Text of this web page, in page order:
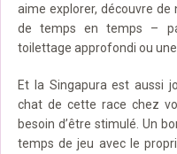
aime explorer, découvre
de temps en temps –
toilettage approfondi ou une
Et la Singapura est aussi
chat de cette race chez
besoin d’être stimulé. Un
temps de jeu avec le